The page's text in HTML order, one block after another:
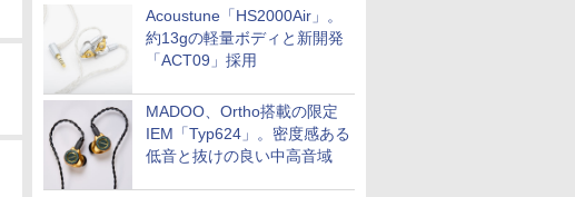
Acoustune「HS2000Air」。
約13gの軽量ボディと新開発
「ACT09」採用
MADOO、Ortho搭載の限定
IEM「Typ624」。密度感ある
低音と抜けの良い中高音域